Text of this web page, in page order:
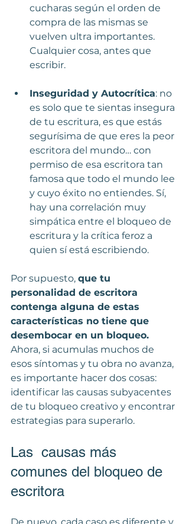
cucharas según el orden de
compra de las mismas se
vuelven ultra importantes.
Cualquier cosa, antes que
escribir.
Inseguridad y Autocrítica: no
es solo que te sientas insegura
de tu escritura, es que estás
segurísima de que eres la peor
escritora del mundo… con
permiso de esa escritora tan
famosa que todo el mundo lee
y cuyo éxito no entiendes. Sí,
hay una correlación muy
simpática entre el bloqueo de
escritura y la crítica feroz a
quien sí está escribiendo.
Por supuesto, que tu
personalidad de escritora
contenga alguna de estas
características no tiene que
desembocar en un bloqueo.
Ahora, si acumulas muchos de
esos síntomas y tu obra no avanza,
es importante hacer dos cosas:
identificar las causas subyacentes
de tu bloqueo creativo y encontrar
estrategias para superarlo.
Las  causas más
comunes del bloqueo de
escritora
De nuevo, cada caso es diferente y